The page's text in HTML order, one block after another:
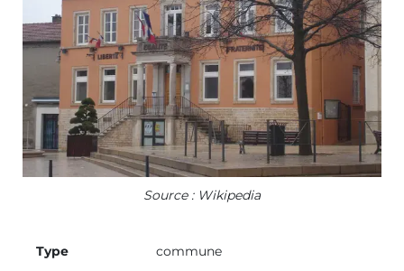
Source : Wikipedia
Type commune